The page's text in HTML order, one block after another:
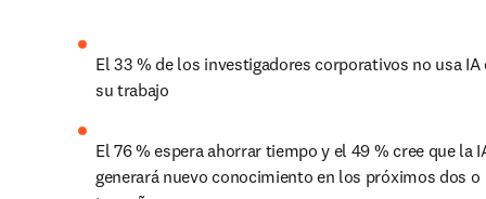
El 33 % de los investigadores corporativos no usa IA
su trabajo
El 76 % espera ahorrar tiempo y el 49 % cree que la
generará nuevo conocimiento en los próximos dos o